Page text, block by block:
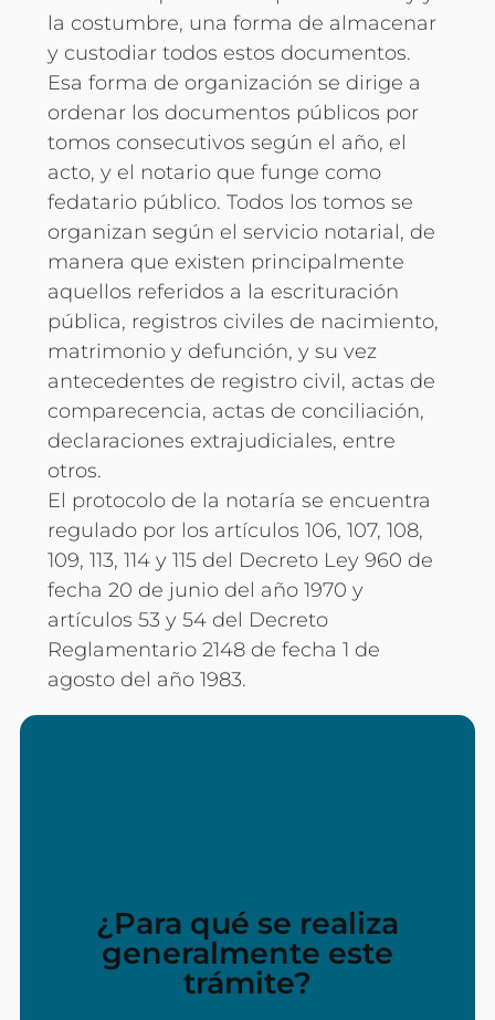
la costumbre, una forma de almacenar
y custodiar todos estos documentos.
Esa forma de organización se dirige a
ordenar los documentos públicos por
tomos consecutivos según el año, el
acto, y el notario que funge como
fedatario público. Todos los tomos se
organizan según el servicio notarial, de
manera que existen principalmente
aquellos referidos a la escrituración
pública, registros civiles de nacimiento,
matrimonio y defunción, y su vez
antecedentes de registro civil, actas de
comparecencia, actas de conciliación,
declaraciones extrajudiciales, entre
otros.
El protocolo de la notaría se encuentra
regulado por los artículos 106, 107, 108,
109, 113, 114 y 115 del Decreto Ley 960 de
fecha 20 de junio del año 1970 y
artículos 53 y 54 del Decreto
Reglamentario 2148 de fecha 1 de
agosto del año 1983.
¿Para qué se realiza
generalmente este
trámite?
conocer la tradición del inmueble, consulta
y revisión del instrumento público
2. Solicitud de vigencias: Se solicitan para